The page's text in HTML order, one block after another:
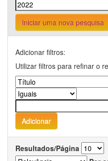
Iniciar uma nova pesquisa
Adicionar filtros:
Utilizar filtros para refinar o
Resultados/Página